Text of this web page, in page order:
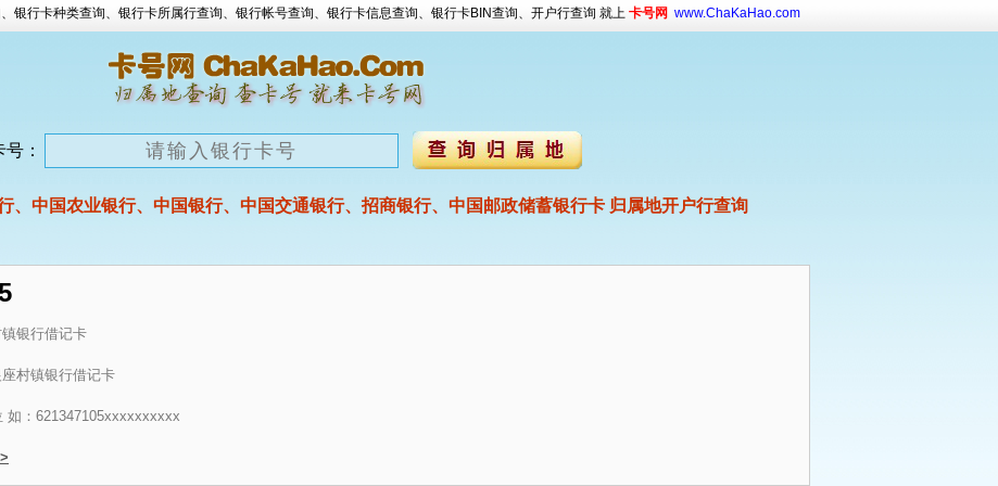
银行卡种类查询、银行卡所属行查询、银行帐号查询、银行卡信息查询、银行卡BIN查询、开户行查询 就上 卡号网 www.ChaKaHao.com
：
、中国农业银行、中国银行、中国交通银行、招商银行、中国邮政储蓄银行卡 归属地开户行查询
银行借记卡
村镇银行借记卡
如：621347105xxxxxxxxxx